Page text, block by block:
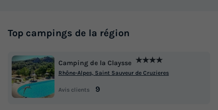
Top campings de la région
Camping de la Claysse ★★★★
Rhône-Alpes, Saint Sauveur de Cruzieres
Avis clients 9